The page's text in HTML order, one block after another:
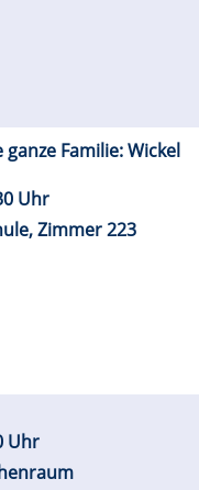
Familie: Wickel
Uhr
Zimmer 223
Uhr